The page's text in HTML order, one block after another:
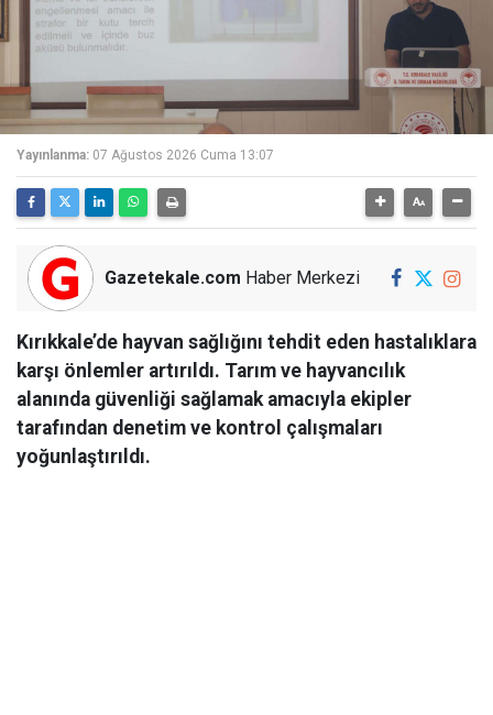
Yayınlanma: 07 Ağustos 2026 Cuma 13:07
Gazetekale.com Haber Merkezi
Kırıkkale’de hayvan sağlığını tehdit eden hastalıklara
karşı önlemler artırıldı. Tarım ve hayvancılık
alanında güvenliği sağlamak amacıyla ekipler
tarafından denetim ve kontrol çalışmaları
yoğunlaştırıldı.